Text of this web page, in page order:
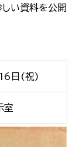
い資料を公開
日(祝)
室